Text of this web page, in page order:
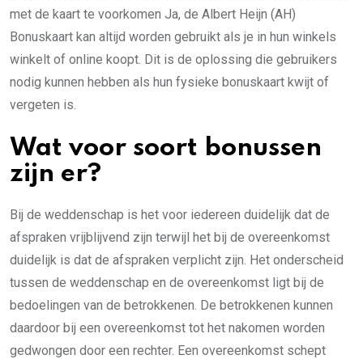
met de kaart te voorkomen Ja, de Albert Heijn (AH)
Bonuskaart kan altijd worden gebruikt als je in hun winkels
winkelt of online koopt. Dit is de oplossing die gebruikers
nodig kunnen hebben als hun fysieke bonuskaart kwijt of
vergeten is.
Wat voor soort bonussen
zijn er?
Bij de weddenschap is het voor iedereen duidelijk dat de
afspraken vrijblijvend zijn terwijl het bij de overeenkomst
duidelijk is dat de afspraken verplicht zijn. Het onderscheid
tussen de weddenschap en de overeenkomst ligt bij de
bedoelingen van de betrokkenen. De betrokkenen kunnen
daardoor bij een overeenkomst tot het nakomen worden
gedwongen door een rechter. Een overeenkomst schept